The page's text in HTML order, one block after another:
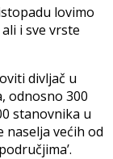
lovimo
i sve vrste
divljač u
odnosno 300
stanovnika u
većih od